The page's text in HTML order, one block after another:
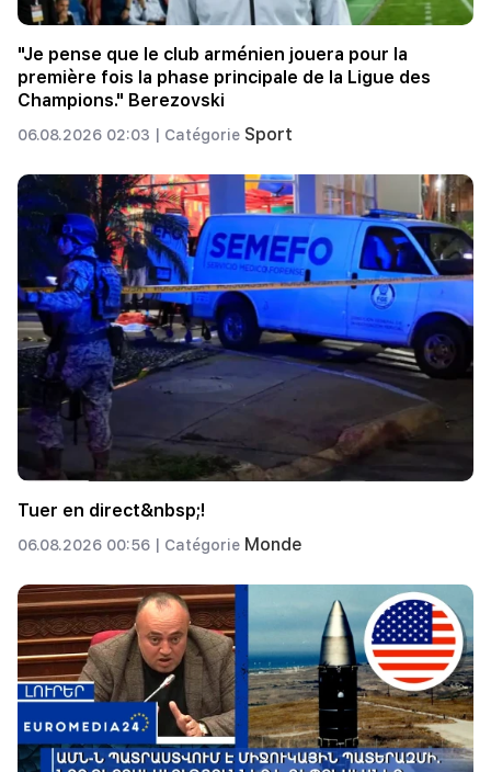
"Je pense que le club arménien jouera pour la
première fois la phase principale de la Ligue des
Champions." Berezovski
06.08.2026 02:03 | Catégorie Sport
Tuer en direct&nbsp;!
06.08.2026 00:56 | Catégorie Monde